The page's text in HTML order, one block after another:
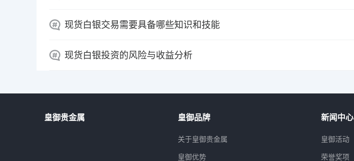
现货白银交易需要具备哪些知识和技能
现货白银投资的风险与收益分析
皇御贵金属 皇御品牌
关于皇御贵金属
皇御优势
新闻中心
皇御活动
荣誉奖项